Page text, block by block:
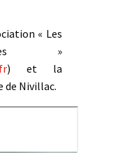
« Les
»
) et la
Nivillac.